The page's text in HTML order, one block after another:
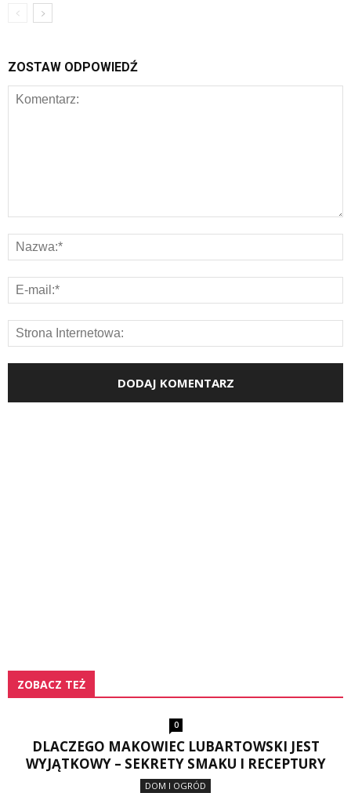
ZOSTAW ODPOWIEDŹ
ZOBACZ TEŻ
0
DLACZEGO MAKOWIEC LUBARTOWSKI JEST
WYJĄTKOWY – SEKRETY SMAKU I RECEPTURY
DOM I OGRÓD